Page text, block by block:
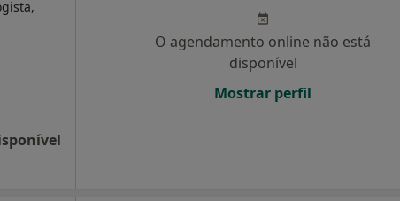
O agendamento online não está
disponível
Mostrar perfil